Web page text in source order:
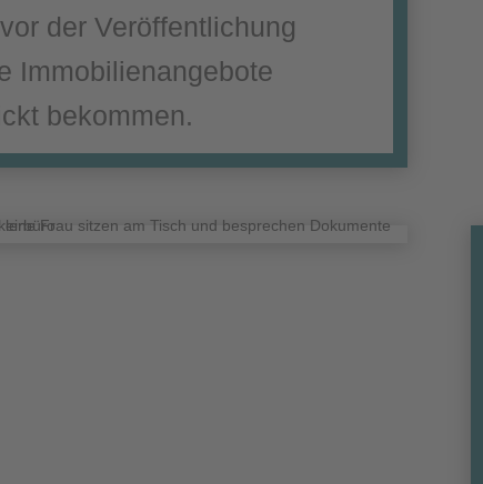
der Veröffentlichung
Immobilienangebote
bekommen.